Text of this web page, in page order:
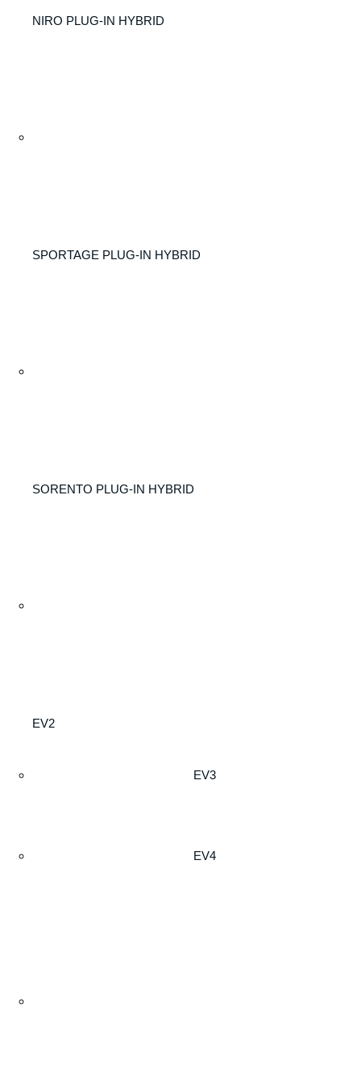
NIRO PLUG-IN HYBRID
SPORTAGE PLUG-IN HYBRID
SORENTO PLUG-IN HYBRID
EV2
EV3
EV4